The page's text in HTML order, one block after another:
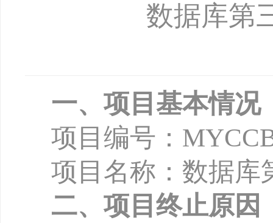
银
数据库第
一、项目基本情况
项目编号：
项目名称：数据库
二、项目终止原因